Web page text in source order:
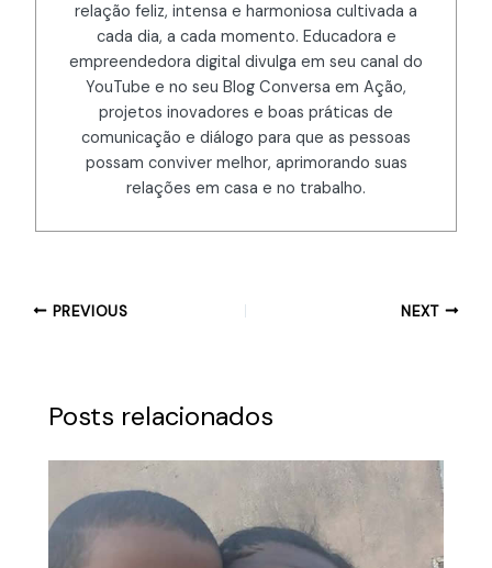
relação feliz, intensa e harmoniosa cultivada a
cada dia, a cada momento. Educadora e
empreendedora digital divulga em seu canal do
YouTube e no seu Blog Conversa em Ação,
projetos inovadores e boas práticas de
comunicação e diálogo para que as pessoas
possam conviver melhor, aprimorando suas
relações em casa e no trabalho.
PREVIOUS NEXT
Posts relacionados